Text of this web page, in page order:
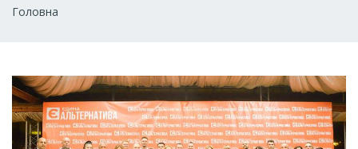
Рядок
Головна